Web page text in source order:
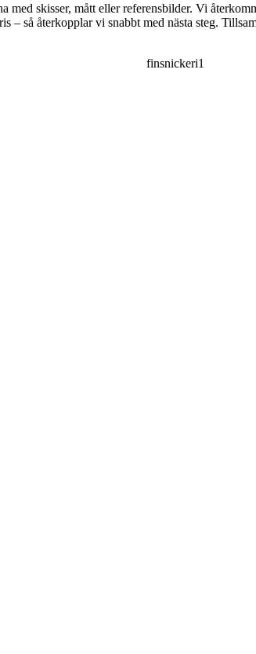
skisser, mått eller referensbilder. Vi
– så återkopplar vi snabbt med nästa steg.